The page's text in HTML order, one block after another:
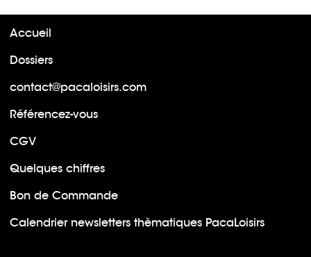
Accueil
Dossiers
contact@pacaloisirs.com
Référencez-vous
CGV
Quelques chiffres
Bon de Commande
Calendrier newsletters thèmatiques PacaLoisirs